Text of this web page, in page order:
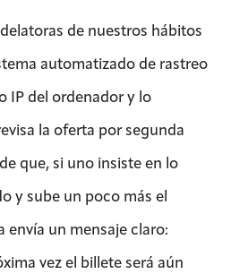
delatoras de nues­tros hábitos
automatizado de rastreo
IP del ordenador y lo
la oferta por segunda
que, si uno insiste en lo
y sube un poco más el
envía un mensaje claro:
vez el billete será aún